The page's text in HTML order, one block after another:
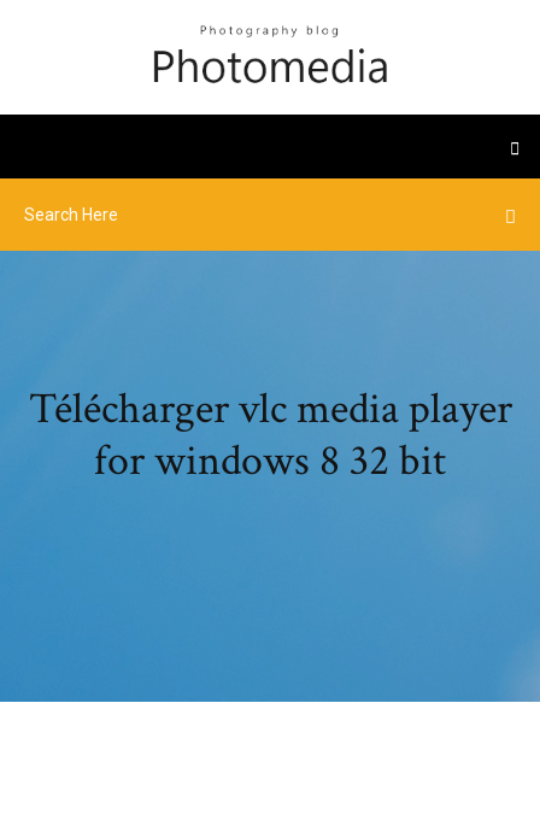
Télécharger vlc media player
for windows 8 32 bit